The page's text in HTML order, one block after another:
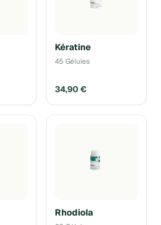
Kératine
45 Gélules
34,90 €
Rhodiola